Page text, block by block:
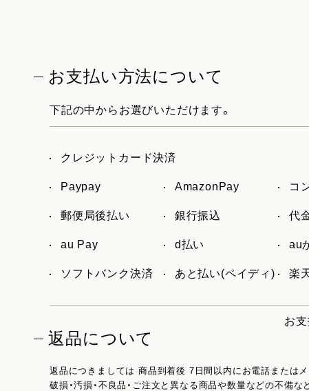
お支払い方法について
下記の中からお選びいただけます。
クレジットカード決済
Paypay AmazonPay コ
郵便局後払い 銀行振込 代
au Pay d払い au
ソフトバンク決済 あと払い(ペイディ) 楽
お
返品について
返品につきましては 商品到着後 7日間以内にお電話またはメ
破損・汚損・不良品・ご注文と異なる商品や数量などの不備な